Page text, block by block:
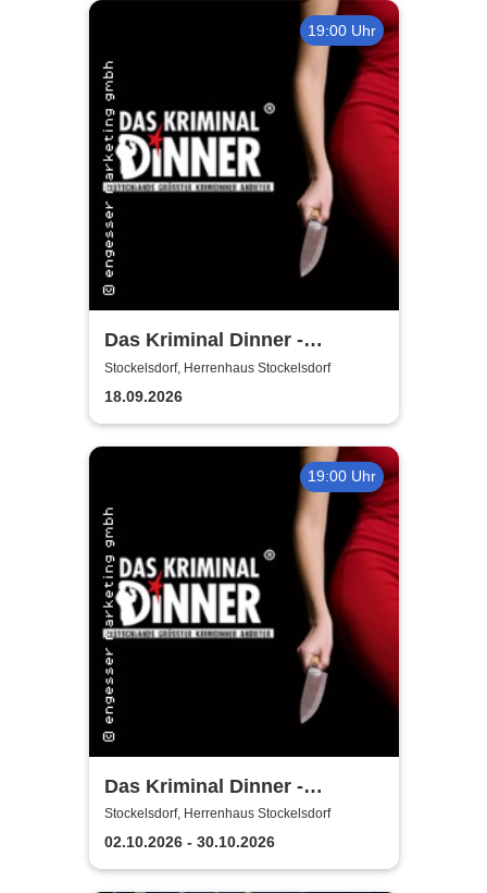
19:00 Uhr
Das Kriminal Dinner -
Hauptkommissar Schröder
ermittelt
Stockelsdorf, Herrenhaus Stockelsdorf
18.09.2026
19:00 Uhr
Das Kriminal Dinner -
Krimidinner: Ein
Behördenmord
Stockelsdorf, Herrenhaus Stockelsdorf
02.10.2026 - 30.10.2026